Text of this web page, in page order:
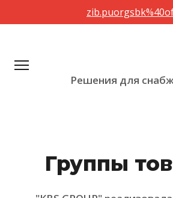
Решения для
Решения для
Дилерства
Группы